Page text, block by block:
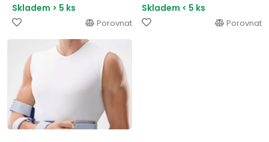
Skladem > 5 ks
Porovnat
Skladem < 5 ks
Porovnat